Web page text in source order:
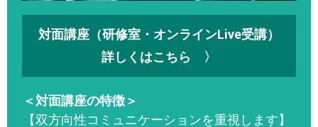
対面講座（研修室・オンラインLive受講）
詳しくはこちら 〉
＜対面講座の特徴＞
【双方向性コミュニケーションを重視します】